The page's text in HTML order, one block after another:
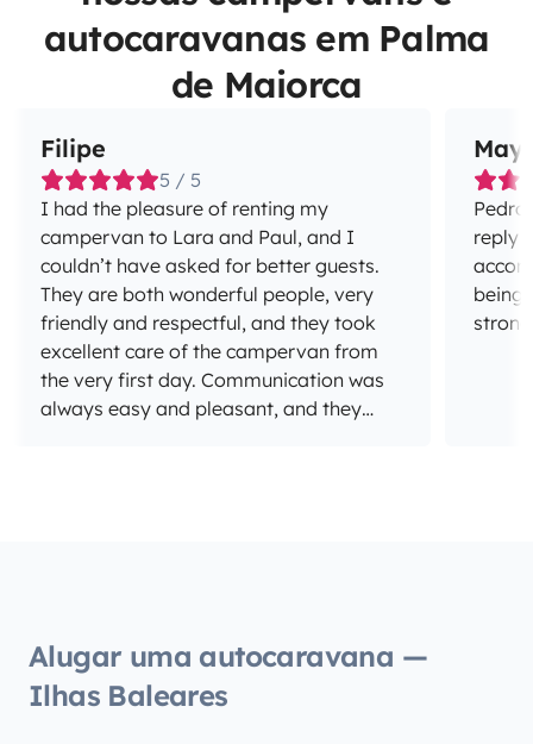
autocaravanas em Palma
de Maiorca
Filipe
5 / 5
I had the pleasure of renting my
campervan to Lara and Paul, and I
couldn’t have asked for better guests.
They are both wonderful people, very
friendly and respectful, and they took
excellent care of the campervan from
the very first day. Communication was
always easy and pleasant, and they
reply
being
Alugar uma autocaravana —
Ilhas Baleares